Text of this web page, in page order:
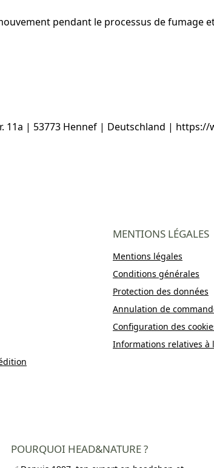
pendant le processus de fumage
11a | 53773 Hennef | Deutschland |
MENTIONS LÉGALES
Mentions légales
Conditions générales
Protection des données
Annulation de
Configuration des
Informations relatives à
POURQUOI HEAD&NATURE ?